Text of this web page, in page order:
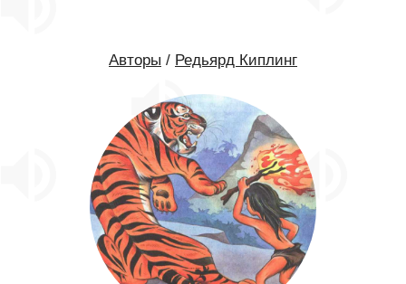
Авторы / Редьярд Киплинг